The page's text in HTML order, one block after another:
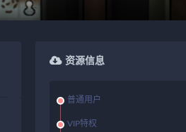
资源信息
普通用户
VIP特权